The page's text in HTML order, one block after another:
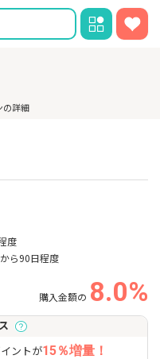
の詳細
度
ら90日程度
購入金額の 8.0%
ントが15％増量！